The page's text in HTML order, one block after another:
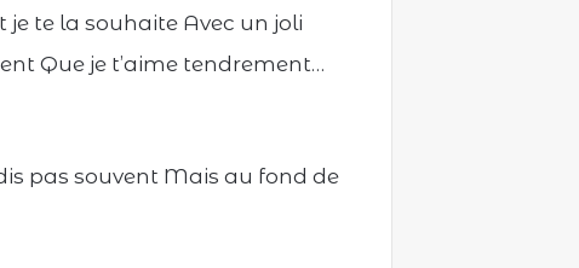
je te la souhaite Avec un joli
Que je t’aime tendrement…
pas souvent Mais au fond de